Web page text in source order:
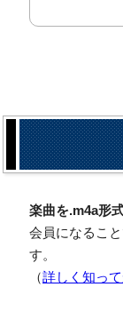
楽曲を.m4a形
会員になるこ
す。
（詳しく知っ